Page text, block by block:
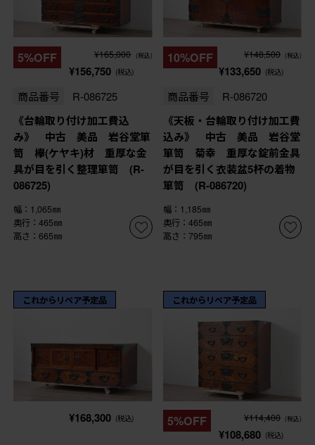
5%OFF ¥165,000 (税込)
¥156,750 (税込)
商品番号 R-086725
《台輪取り付け加工費込
み》 中古 美品 岩谷堂箪
笥 欅(ケヤキ)材 重厚な金
具が目を引く整理箪笥 (R-
086725)
幅：1,065㎜
奥行：465㎜
高さ：665㎜
10%OFF ¥148,500 (税込)
¥133,650 (税込)
商品番号 R-086720
《天板・台輪取り付け加工費
込み》 中古 美品 岩谷堂
箪笥 菊幸 重厚な錠前金具
が目を引く衣装盆5杯の着物
箪笥 (R-086720)
幅：1,185㎜
奥行：465㎜
高さ：795㎜
これからリペア予定品
¥168,300 (税込)
これからリペア予定品
5%OFF ¥114,400 (税込)
¥108,680 (税込)